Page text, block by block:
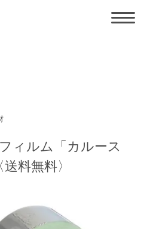
ィルム「カルース
料無料〉